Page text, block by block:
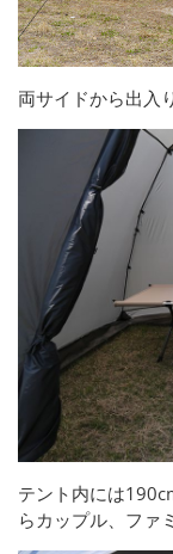
両サイドから出入
テント内には
らカップル、ファ